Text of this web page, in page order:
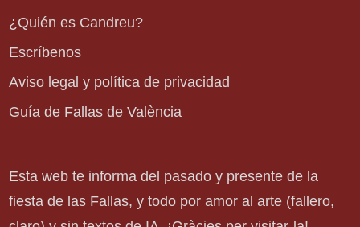
¿Quién es Candreu?
Escríbenos
Aviso legal y política de privacidad
Guía de Fallas de València
Esta web te informa del pasado y presente de la
fiesta de las Fallas, y todo por amor al arte (fallero,